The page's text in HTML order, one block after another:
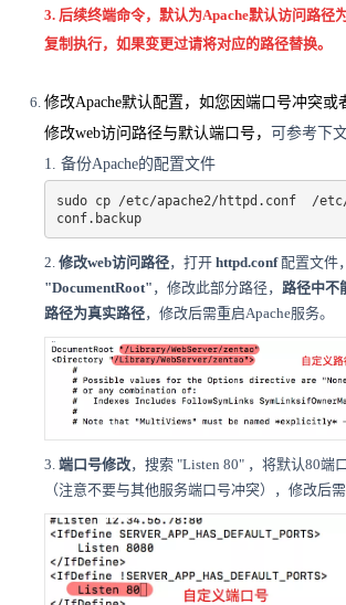
3. 后续终端命令，默认为Apache默认访问路径
复制执行，如果变更过请将对应的路径替换。
修改Apache默认配置，如您因端口号冲突或
修改web访问路径与默认端口号 ，
可参考下文
1. 备份Apache的配置文件
sudo cp /etc/apache2/httpd.conf  /
conf.backup
2. 修改web访问路径， 打开 httpd.conf配置文件
"DocumentRoot" ，修改此部分路径， 路径中不
路径为真实路径，修改后需重启Apache服务。
3. 端口号修改，搜索 "Listen 80" ，将默认80端
（注意不要与其他服务端口号冲突）， 修改后需